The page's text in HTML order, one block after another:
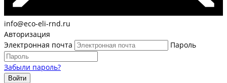
info@eco-eli-rnd.ru
Авторизация
Электронная почта
Пароль
Забыли пароль?
Войти